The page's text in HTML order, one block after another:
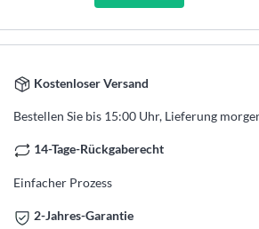
Kostenloser Versand
Bestellen Sie bis 15:00 Uhr, Lieferung
14-Tage-Rückgaberecht
Einfacher Prozess
2-Jahres-Garantie